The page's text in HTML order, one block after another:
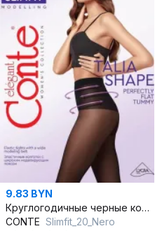
9.83 BYN
Круглогодичные черные колготки с утяжкой Slimfit 20 den
CONTE Slimfit_20_Nero